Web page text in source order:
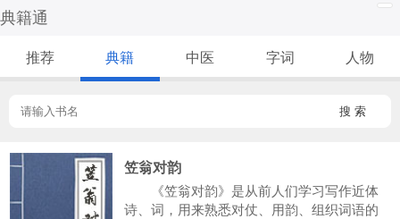
典籍通
推荐 典籍 中医 字词 人物
搜 索
笠翁对韵
《笠翁对韵》是从前人们学习写作近体
诗、词，用来熟悉对仗、用韵、组织词语的